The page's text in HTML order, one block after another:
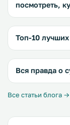
посмотреть,
Топ-10
Вся правда о
Все статьи блога →